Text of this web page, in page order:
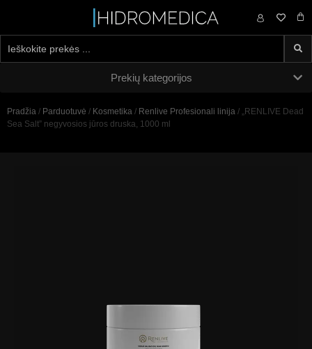
0,00 €
Prekių kategorijos
Pradžia / Parduotuvė / Kosmetika / Renlive Profesionali linija / „RENLIVE Dead
Sea Salt” negyvosios jūros druska, 1000 ml